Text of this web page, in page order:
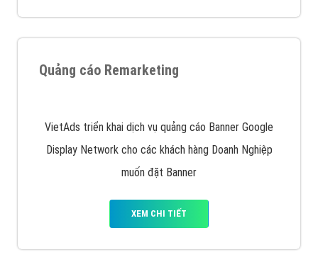
Quảng cáo Remarketing
VietAds triển khai dịch vụ quảng cáo Banner Google